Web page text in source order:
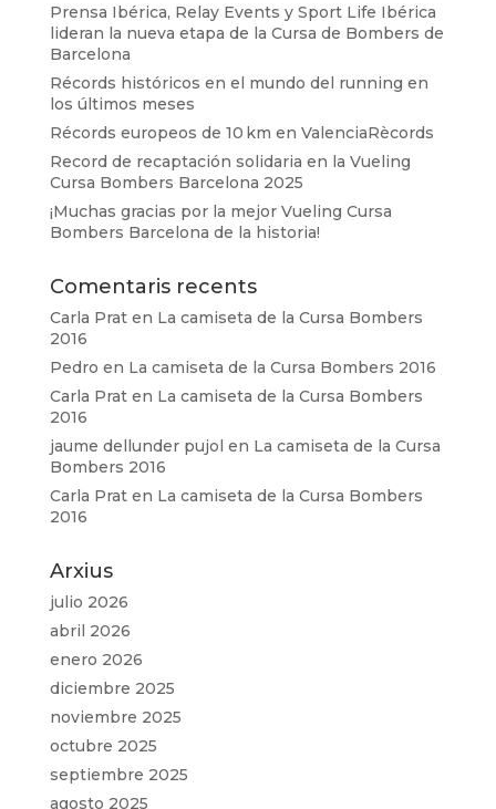
Prensa Ibérica, Relay Events y Sport Life Ibérica
lideran la nueva etapa de la Cursa de Bombers de
Barcelona
Récords históricos en el mundo del running en
los últimos meses
Récords europeos de 10 km en ValenciaRècords
Record de recaptación solidaria en la Vueling
Cursa Bombers Barcelona 2025
¡Muchas gracias por la mejor Vueling Cursa
Bombers Barcelona de la historia!
Comentaris recents
Carla Praten La camiseta de la Cursa Bombers
2016
Pedro en La camiseta de la Cursa Bombers 2016
Carla Praten La camiseta de la Cursa Bombers
2016
jaume dellunder pujol en La camiseta de la Cursa
Bombers 2016
Carla Praten La camiseta de la Cursa Bombers
2016
Arxius
julio 2026
abril 2026
enero 2026
diciembre 2025
noviembre 2025
octubre 2025
septiembre 2025
agosto 2025